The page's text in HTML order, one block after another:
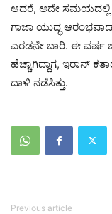
ಆದರೆ, ಅದೇ ಸಮಯದಲ್ಲಿ
ಗಾಜಾ ಯುದ್ಧ
ಎರಡನೇ ಬಾರಿ. ಈ ವರ್ಷ
ಹೆಚ್ಚಾಗಿದ್ದಾಗ, ಇರಾನ್
ದಾಳಿ ನಡೆಸಿತ್ತು.
Previous article